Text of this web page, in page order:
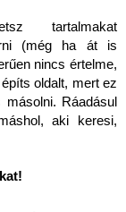
tartalmakat
(még ha át is
nincs értelme,
oldalt, mert ez
Ráadásul
aki keresi,